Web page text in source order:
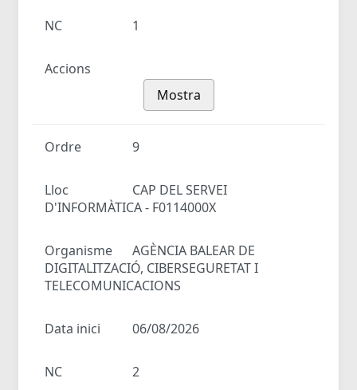
NC 1
Accions
Mostra
Ordre 9
Lloc
CAP DEL SERVEI
D'INFORMÀTICA - F0114000X
Organisme
AGÈNCIA BALEAR DE
DIGITALITZACIÓ, CIBERSEGURETAT I
TELECOMUNICACIONS
Data inici 06/08/2026
NC 2